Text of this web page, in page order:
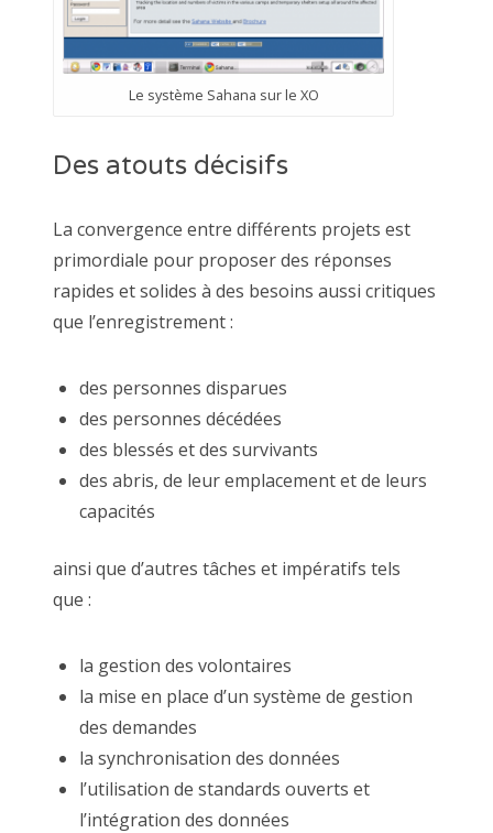
Le système Sahana sur le XO
Des atouts décisifs
La convergence entre différents projets est
primordiale pour proposer des réponses
rapides et solides à des besoins aussi critiques
que l’enregistrement :
des personnes disparues
des personnes décédées
des blessés et des survivants
des abris, de leur emplacement et de leurs
capacités
ainsi que d’autres tâches et impératifs tels
que :
la gestion des volontaires
la mise en place d’un système de gestion
des demandes
la synchronisation des données
l’utilisation de standards ouverts et
l’intégration des données